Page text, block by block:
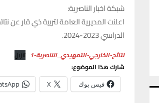
شبكة اخبار الناصرية:
اعلنت المديرية العامة لتربية ذي قار عن
الدراسي 2023-2024.
نتائج-الخارجي-التمهيدي_الناصرية-1
تنزيل
شارك هذا الموضوع:
فيس بوك X